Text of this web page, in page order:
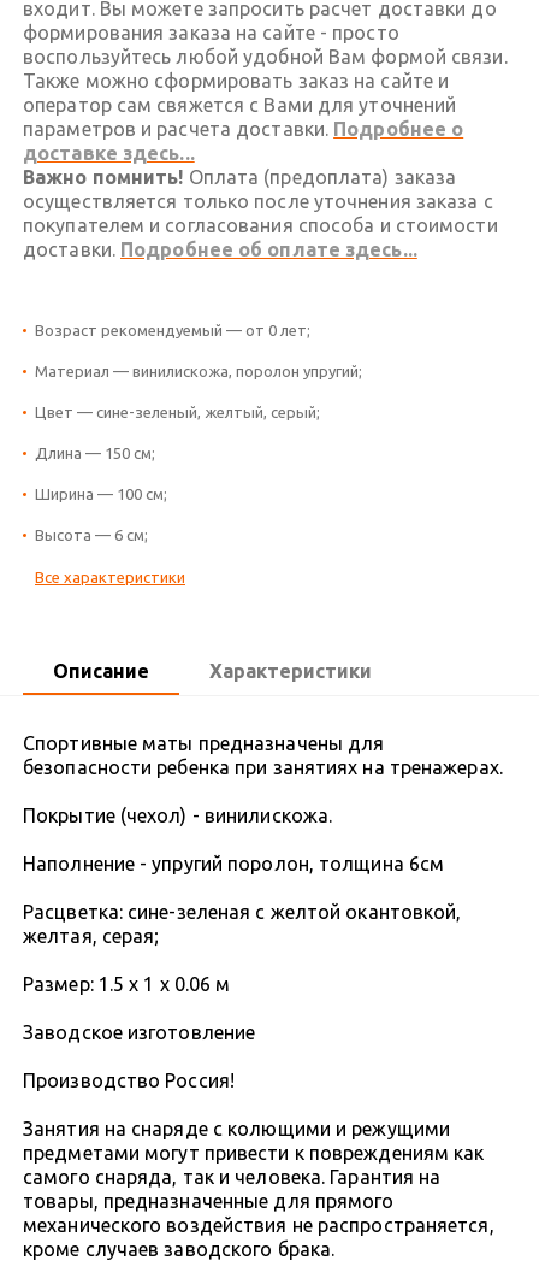
входит. Вы можете запросить расчет доставки до
формирования заказа на сайте - просто
воспользуйтесь любой удобной Вам формой связи.
Также можно сформировать заказ на сайте и
оператор сам свяжется с Вами для уточнений
параметров и расчета доставки. Подробнее о
доставке здесь...
Важно помнить! Оплата (предоплата) заказа
осуществляется только после уточнения заказа с
покупателем и согласования способа и стоимости
доставки. Подробнее об оплате здесь...
Возраст рекомендуемый — от 0 лет;
Материал — винилискожа, поролон упругий;
Цвет — сине-зеленый, желтый, серый;
Длина — 150 см;
Ширина — 100 см;
Высота — 6 см;
Все характеристики
Описание Характеристики
Спортивные маты предназначены для
безопасности ребенка при занятиях на тренажерах.
Покрытие (чехол) - винилискожа.
Наполнение - упругий поролон, толщина 6см
Расцветка: сине-зеленая с желтой окантовкой,
желтая, серая;
Размер: 1.5 х 1 х 0.06 м
Заводское изготовление
Производство Россия!
Занятия на снаряде с колющими и режущими
предметами могут привести к повреждениям как
самого снаряда, так и человека. Гарантия на
товары, предназначенные для прямого
механического воздействия не распространяется,
кроме случаев заводского брака.